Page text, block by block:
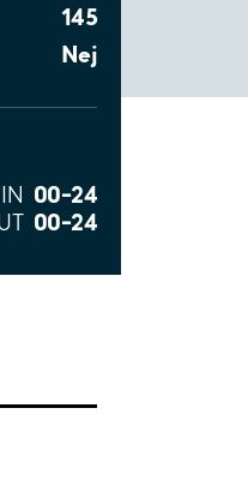
145
Nej
IN 00–24
00–24